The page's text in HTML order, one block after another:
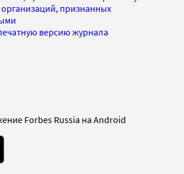
признанных
версию журнала
Forbes Russia на Android